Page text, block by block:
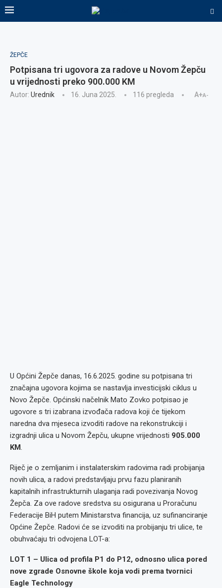
ŽEPČE
Potpisana tri ugovora za radove u Novom Žepču
u vrijednosti preko 900.000 KM
Autor: Urednik 16. Juna 2025. 116 pregleda A+A-
U Općini Žepče danas, 16.6.2025. godine su potpisana tri
značajna ugovora kojima se nastavlja investicijski ciklus u
Novo Žepče. Općinski načelnik Mato Zovko potpisao je
ugovore s tri izabrana izvođača radova koji će tijekom
naredna dva mjeseca izvoditi radove na rekonstrukciji i
izgradnji ulica u Novom Žepču, ukupne vrijednosti 905.000
KM.
Riječ je o zemljanim i instalaterskim radovima radi probijanja
novih ulica, a radovi predstavljaju prvu fazu planiranih
kapitalnih infrastrukturnih ulaganja radi povezivanja Novog
Žepča. Za ove radove sredstva su osigurana u Proračunu
Federacije BiH putem Ministarstva financija, uz sufinanciranje
Općine Žepče. Radovi će se izvoditi na probijanju tri ulice, te
obuhvaćaju tri odvojena LOT-a:
LOT 1 – Ulica od profila P1 do P12, odnosno ulica pored
nove zgrade Osnovne škole koja vodi prema tvornici
Eagle Technology